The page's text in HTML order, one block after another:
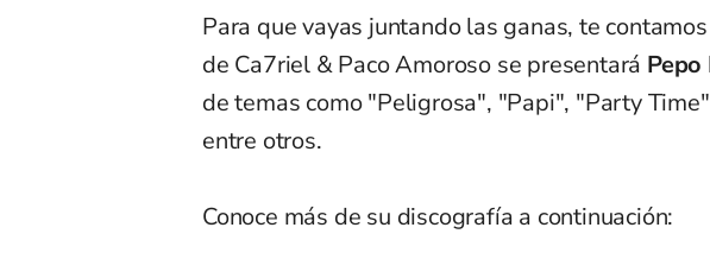
Para que vayas juntando las ganas, te
de Ca7riel & Paco Amoroso se presentará Pepo
de temas como "Peligrosa", "Papi", "Party
entre otros.
Conoce más de su discografía a continuación: